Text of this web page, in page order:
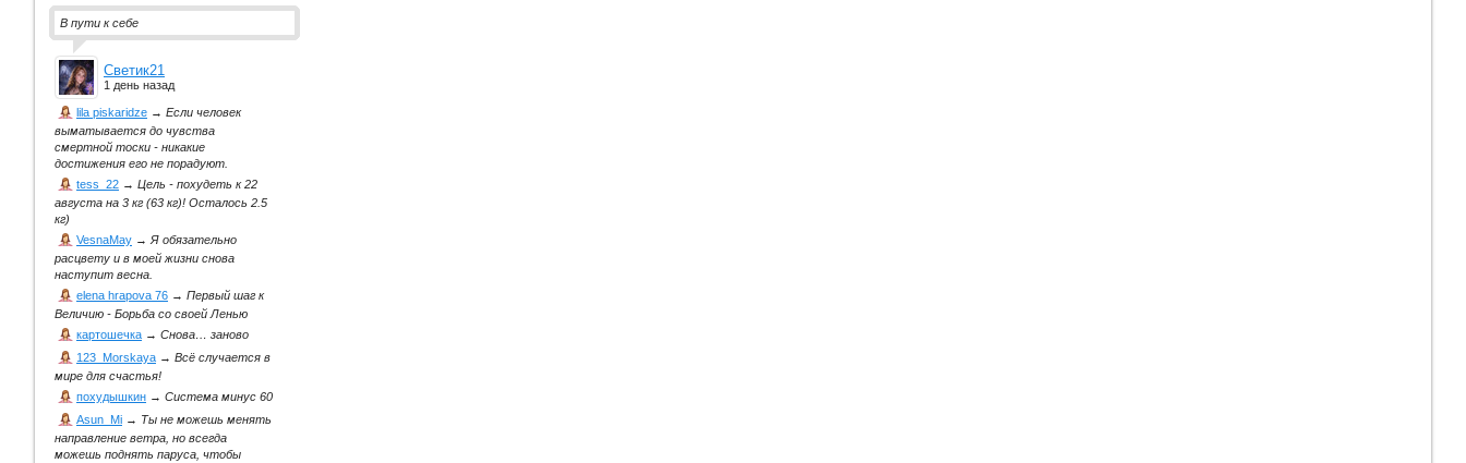
В пути к себе
Светик21
1 день назад
lila piskaridze → Если человек
выматывается до чувства
смертной тоски - никакие
достижения его не порадуют.
tess_22 → Цель - похудеть к 22
августа на 3 кг (63 кг)! Осталось 2.5
кг)
VesnaMay →Я обязательно
расцвету и в моей жизни снова
наступит весна.
elena hrapova 76 → Первый шаг к
Величию - Борьба со своей Ленью
картошечка → Снова… заново
123_Morskaya → Всё случается в
мире для счастья!
похудышкин → Система минус 60
Asun_Mi → Ты не можешь менять
направление ветра, но всегда
можешь поднять паруса, чтобы